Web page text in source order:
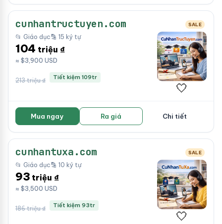
cunhantructuyen.com SALE
📂 Giáo dục🔡 15 ký tự
104 triệu ₫
≈ $3,900 USD
213 triệu ₫ Tiết kiệm 109tr
🤍
Mua ngay Ra giá Chi tiết
cunhantuxa.com SALE
📂 Giáo dục🔡 10 ký tự
93 triệu ₫
≈ $3,500 USD
186 triệu ₫ Tiết kiệm 93tr
🤍